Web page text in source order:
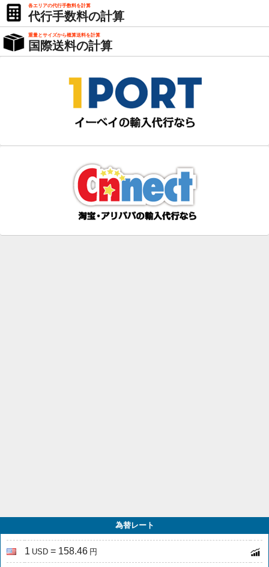
各エリアの代行手数料を計算
代行手数料の計算
重量とサイズから概算送料を計算
国際送料の計算
為替レート
1 USD = 158.46 円